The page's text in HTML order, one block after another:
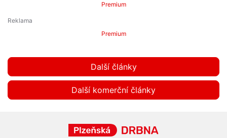
Premium
Premium
Další články
Další komerční články